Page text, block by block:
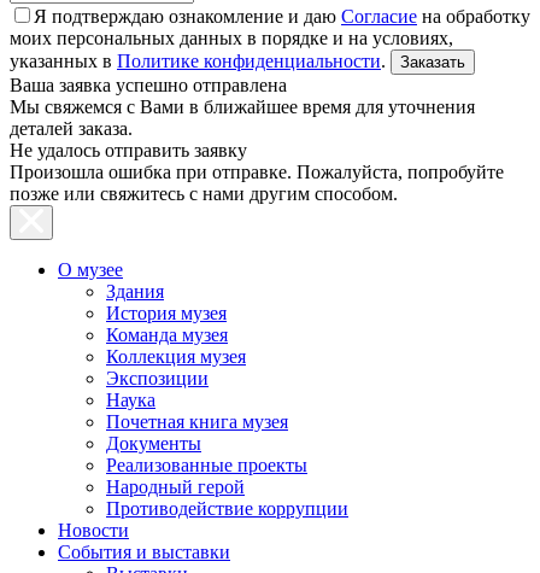
Я подтверждаю ознакомление и даю Согласие на обработку
моих персональных данных в порядке и на условиях,
указанных в Политике конфиденциальности.
Ваша заявка успешно отправлена
Мы свяжемся с Вами в ближайшее время для уточнения
деталей заказа.
Не удалось отправить заявку
Произошла ошибка при отправке. Пожалуйста, попробуйте
позже или свяжитесь с нами другим способом.
О музее
Здания
История музея
Команда музея
Коллекция музея
Экспозиции
Наука
Почетная книга музея
Документы
Реализованные проекты
Народный герой
Противодействие коррупции
Новости
События и выставки